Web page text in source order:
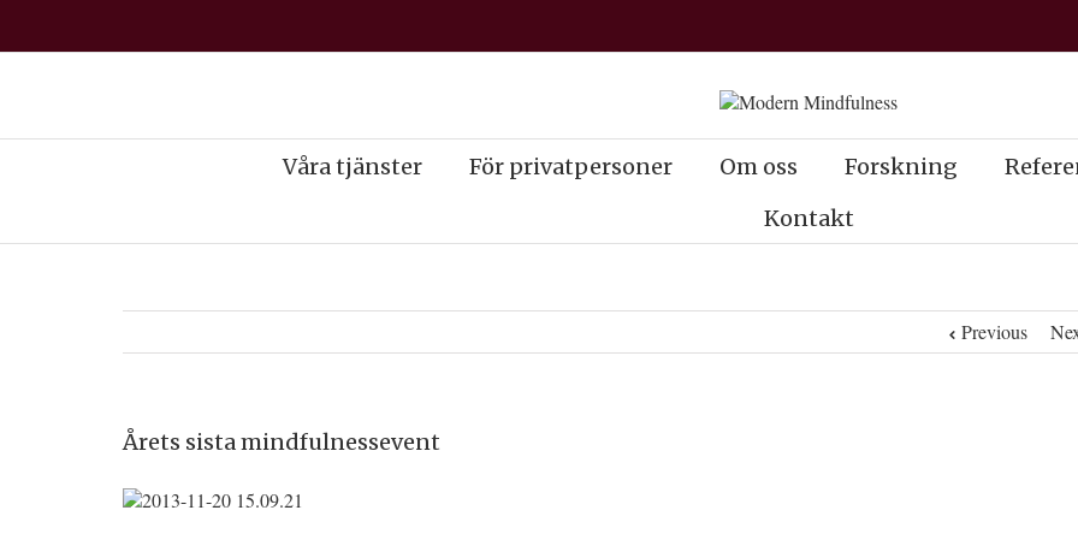
Våra tjänster För privatpersoner Om oss Forskning
Kontakt
Previous
Årets sista mindfulnessevent